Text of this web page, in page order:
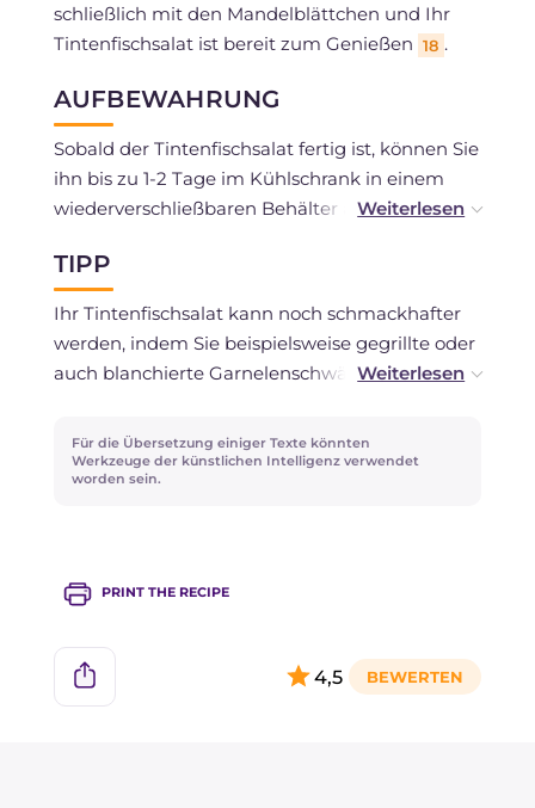
schließlich mit den Mandelblättchen und Ihr
Tintenfischsalat ist bereit zum Genießen 18 .
AUFBEWAHRUNG
Sobald der Tintenfischsalat fertig ist, können Sie
ihn bis zu 1-2 Tage im Kühlschrank in einem
wiederverschließbaren Behälter aufbewahren.
Ein Einfrieren wird nicht empfohlen.
TIPP
Ihr Tintenfischsalat kann noch schmackhafter
werden, indem Sie beispielsweise gegrillte oder
auch blanchierte Garnelenschwänze
Anstelle der schwarzen Oliven eignen sich auch
grüne Oliven und für einen Hauch von Säure,
Für die Übersetzung einiger Texte könnten
Werkzeuge der künstlichen Intelligenz verwendet
worden sein.
PRINT THE RECIPE
4,5